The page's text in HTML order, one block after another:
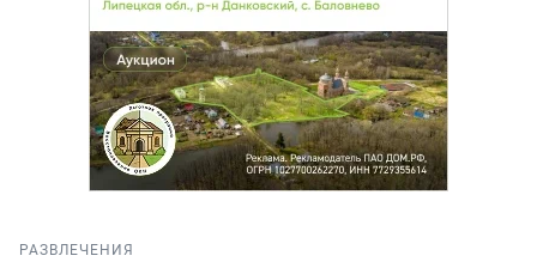
РАЗВЛЕЧЕНИЯ